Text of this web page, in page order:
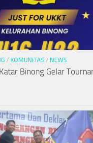
/ KOMUNITAS / NEWS
Binong Gelar